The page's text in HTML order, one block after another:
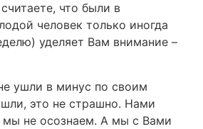
что были в
человек только иногда
уделяет Вам внимание –
ушли в минус по своим
это не страшно. Нами
мы не осознаем. А мы с Вами